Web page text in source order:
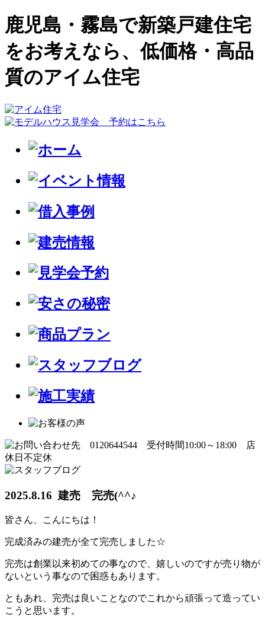
鹿児島・霧島で新築戸建住宅
をお考えなら、低価格・高品
質のアイム住宅
2025.8.16 建売 完売(^^♪
皆さん、こんにちは！
完成済みの建売が全て完売しました☆
完売は創業以来初めての事なので、嬉しいのですが売り物が
ないという事なので困惑もあります。
ともあれ、完売は良いことなのでこれから頑張って造ってい
こうと思います。